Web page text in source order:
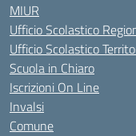
MIUR
Ufficio Scolastico
Ufficio Scolastico
Scuola in Chiaro
Iscrizioni On Line
Invalsi
Comune